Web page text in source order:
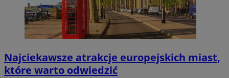
Najciekawsze atrakcje europejskich miast,
które warto odwiedzić